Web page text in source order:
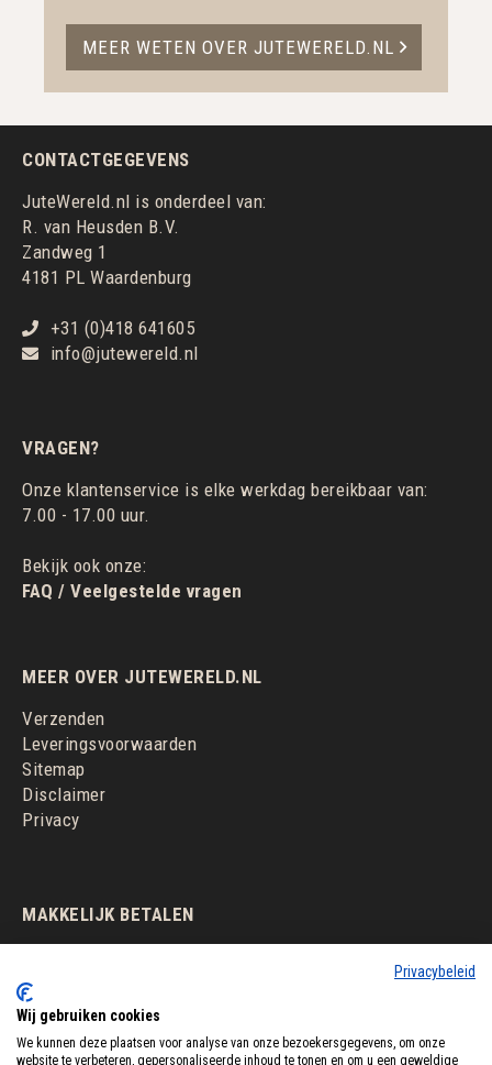
MEER WETEN OVER JUTEWERELD.NL
CONTACTGEGEVENS
JuteWereld.nl is onderdeel van:
R. van Heusden B.V.
Zandweg 1
4181 PL Waardenburg
+31 (0)418 641605
info@jutewereld.nl
VRAGEN?
Onze klantenservice is elke werkdag bereikbaar van:
7.00 - 17.00 uur.
Bekijk ook onze:
FAQ / Veelgestelde vragen
MEER OVER JUTEWERELD.NL
Verzenden
Leveringsvoorwaarden
Sitemap
Disclaimer
Privacy
MAKKELIJK BETALEN
Privacybeleid
Wij gebruiken cookies
We kunnen deze plaatsen voor analyse van onze bezoekersgegevens, om onze
website te verbeteren, gepersonaliseerde inhoud te tonen en om u een geweldige